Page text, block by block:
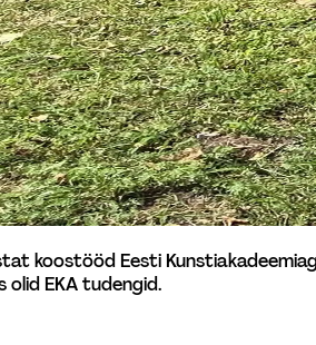
koostööd Eesti
olid EKA tudengid.